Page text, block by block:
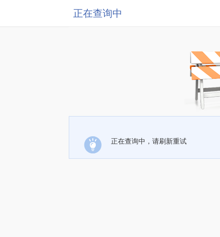
正在查询中
正在查询中，请刷新重试